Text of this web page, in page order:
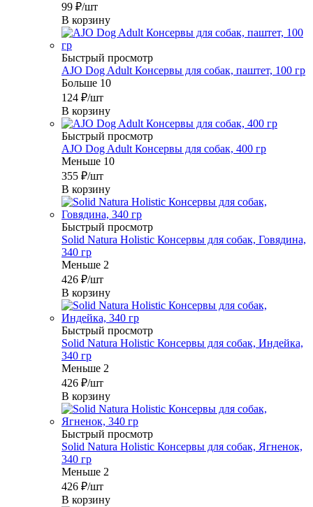
99 ₽/шт
В корзину
Быстрый просмотр
AJO Dog Adult Консервы для собак, паштет, 100 гр
Больше 10
124 ₽/шт
В корзину
Быстрый просмотр
AJO Dog Adult Консервы для собак, 400 гр
Меньше 10
355 ₽/шт
В корзину
Быстрый просмотр
Solid Natura Holistic Консервы для собак, Говядина,
340 гр
Меньше 2
426 ₽/шт
В корзину
Быстрый просмотр
Solid Natura Holistic Консервы для собак, Индейка,
340 гр
Меньше 2
426 ₽/шт
В корзину
Быстрый просмотр
Solid Natura Holistic Консервы для собак, Ягненок,
340 гр
Меньше 2
426 ₽/шт
В корзину